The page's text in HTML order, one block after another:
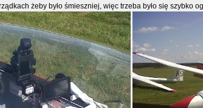
żeby było śmieszniej, więc trzeba było się szybko